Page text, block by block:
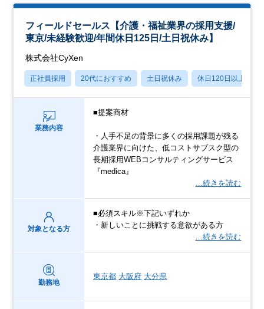
フィールドセールス【介護・福祉業界の採用支援/
東京/未経験歓迎/年間休日125日/土日祝休み】
株式会社CyXen
正社員採用 20代におすすめ 土日祝休み 休日120日以上
業務内容
■提案商材
・人手不足の背景に多くの採用課題が残る
介護業界に向けた、低コストサブスク型の
長期採用WEBコンサルティングサービス
『medica』
…続きを読む
対象となる方
■必須スキル※下記いずれか
・新しいことに挑戦する意欲がある方
…続きを読む
勤務地
東京都 大阪府 大分県